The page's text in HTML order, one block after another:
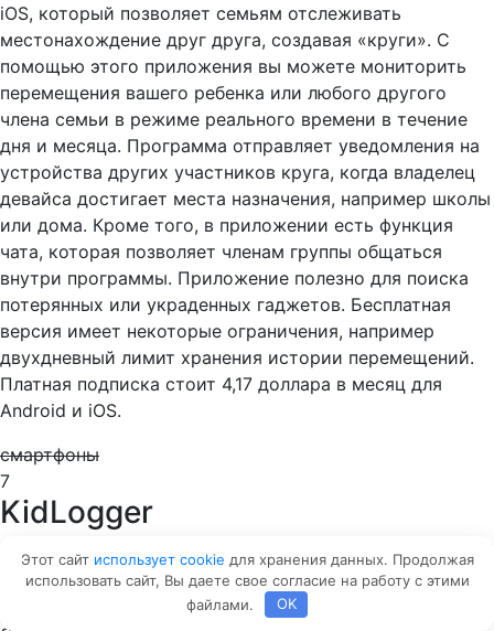
iOS, который позволяет семьям отслеживать
местонахождение друг друга, создавая «круги». С
помощью этого приложения вы можете мониторить
перемещения вашего ребенка или любого другого
члена семьи в режиме реального времени в течение
дня и месяца. Программа отправляет уведомления на
устройства других участников круга, когда владелец
девайса достигает места назначения, например школы
или дома. Кроме того, в приложении есть функция
чата, которая позволяет членам группы общаться
внутри программы. Приложение полезно для поиска
потерянных или украденных гаджетов. Бесплатная
версия имеет некоторые ограничения, например
двухдневный лимит хранения истории перемещений.
Платная подписка стоит 4,17 доллара в месяц для
Android и iOS.
смартфоны
7
KidLogger
Оценка
/10
Этот сайт использует cookie для хранения данных. Продолжая
использовать сайт, Вы даете свое согласие на работу с этими
файлами.
OK